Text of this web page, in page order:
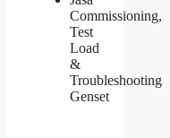
Commissioning,
Test
Load
&
Troubleshooting
Genset